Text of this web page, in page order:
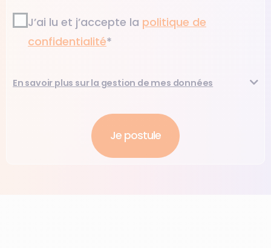
RGPD2*
J’ai lu et j’accepte la politique de
confidentialité​*
En savoir plus sur la gestion de mes données